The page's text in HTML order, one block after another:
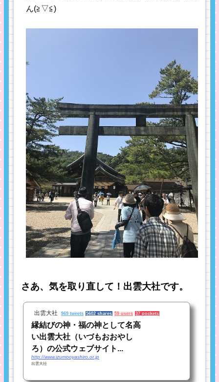
ん(≧▽≦)
さあ、気を取り直して！出雲大社です。
出雲大社 969 tweets 5602 shares 59 users 37 pockets
縁結びの神・福の神として名高
い出雲大社（いづもおおやし
ろ）の公式ウェブサイト...
http://www.izumooyashiro.or.jp
出雲大社